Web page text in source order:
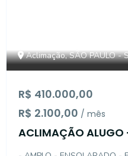
Aclimação, SÃO PAULO -
R$ 410.000,00
R$ 2.100,00 / mês
ACLIMAÇÃO ALUGO